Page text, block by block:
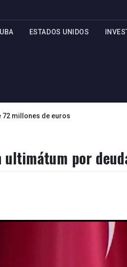
ESTADOS UNIDOS
72 millones de euros
por